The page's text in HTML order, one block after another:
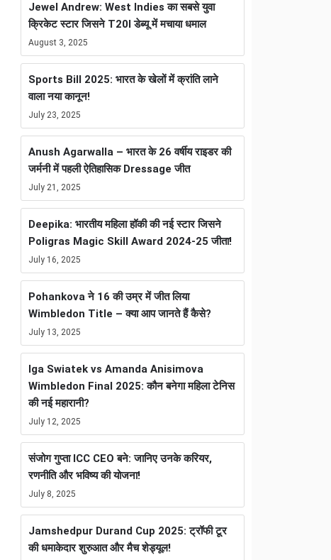
Jewel Andrew: West Indies का सबसे युवा
क्रिकेट स्टार जिसने T20I डेब्यू में मचाया धमाल
August 3, 2025
Sports Bill 2025: भारत के खेलों में क्रांति लाने
वाला नया कानून!
July 23, 2025
Anush Agarwalla – भारत के 26 वर्षीय राइडर की
जर्मनी में पहली ऐतिहासिक Dressage जीत
July 21, 2025
Deepika: भारतीय महिला हॉकी की नई स्टार जिसने
Poligras Magic Skill Award 2024-25 जीता!
July 16, 2025
Pohankova ने 16 की उम्र में जीत लिया
Wimbledon Title – क्या आप जानते हैं कैसे?
July 13, 2025
Iga Swiatek vs Amanda Anisimova
Wimbledon Final 2025: कौन बनेगा महिला टेनिस
की नई महारानी?
July 12, 2025
संजोग गुप्ता ICC CEO बने: जानिए उनके करियर,
रणनीति और भविष्य की योजना!
July 8, 2025
Jamshedpur Durand Cup 2025: ट्रॉफी टूर
की धमाकेदार शुरुआत और मैच शेड्यूल!